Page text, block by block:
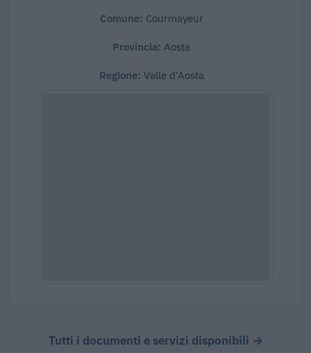
Comune: Courmayeur
Provincia: Aosta
Regione: Valle d'Aosta
Tutti i documenti e servizi disponibili →